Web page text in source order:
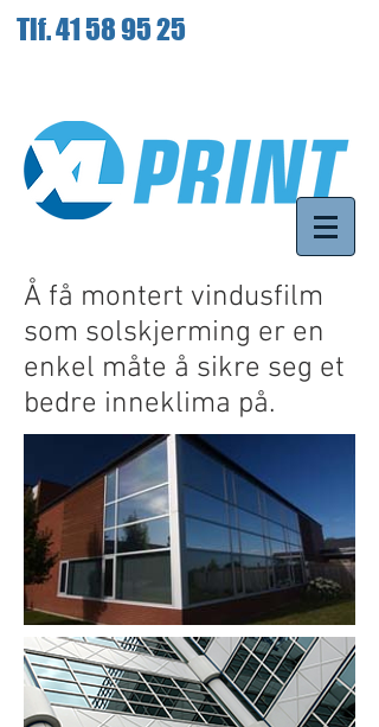
Tlf.41 58 95 25
Å få montert vindusfilm
som solskjerming er en
enkel måte å sikre seg et
bedre inneklima på.